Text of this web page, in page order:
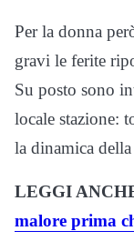
Per la donna
gravi le ferite
Su posto sono
locale stazione:
la dinamica
LEGGI
malore prima